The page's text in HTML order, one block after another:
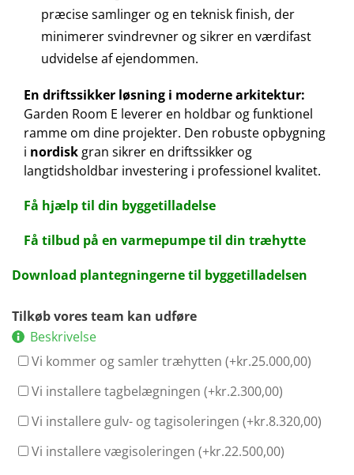
præcise samlinger og en teknisk finish, der
minimerer svindrevner og sikrer en værdifast
udvidelse af ejendommen.
En driftssikker løsning i moderne arkitektur:
Garden Room E leverer en holdbar og funktionel
ramme om dine projekter. Den robuste opbygning
i nordisk gran sikrer en driftssikker og
langtidsholdbar investering i professionel kvalitet.
Få hjælp til din byggetilladelse
Få tilbud på en varmepumpe til din træhytte
Download plantegningerne til byggetilladelsen
Tilkøb vores team kan udføre
Beskrivelse
Vi kommer og samler træhytten (+kr.25.000,00)
Vi installere tagbelægningen (+kr.2.300,00)
Vi installere gulv- og tagisoleringen (+kr.8.320,00)
Vi installere vægisoleringen (+kr.22.500,00)